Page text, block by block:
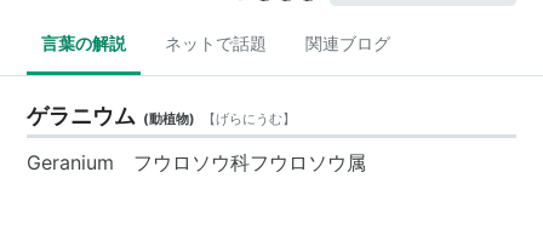
言葉の解説 ネットで話題 関連ブログ
ゲラニウム (動植物) 【げらにうむ】
Geranium フウロソウ科フウロソウ属